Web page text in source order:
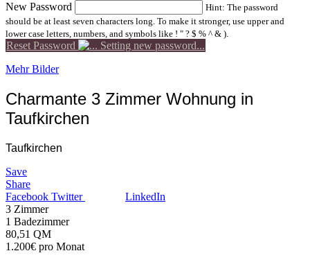
New Password
Hint: The password
should be at least seven characters long. To make it stronger, use upper and
lower case letters, numbers, and symbols like ! " ? $ % ^ & ).
Reset Password
Setting new password...
Mehr Bilder
Charmante 3 Zimmer Wohnung in
Taufkirchen
Taufkirchen
Save
Share
Facebook Twitter
LinkedIn
3 Zimmer
1 Badezimmer
80,51 QM
1.200€ pro Monat